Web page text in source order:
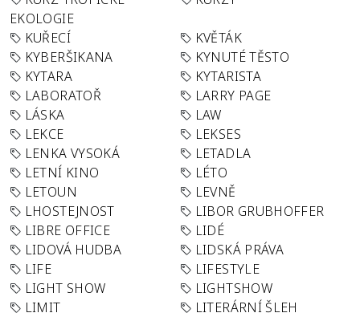
EKOLOGIE
KUŘECÍ
KVĚTÁK
KYBERŠIKANA
KYNUTÉ TĚSTO
KYTARA
KYTARISTA
LABORATOŘ
LARRY PAGE
LÁSKA
LAW
LEKCE
LEKSES
LENKA VYSOKÁ
LETADLA
LETNÍ KINO
LÉTO
LETOUN
LEVNĚ
LHOSTEJNOST
LIBOR GRUBHOFFER
LIBRE OFFICE
LIDÉ
LIDOVÁ HUDBA
LIDSKÁ PRÁVA
LIFE
LIFESTYLE
LIGHT SHOW
LIGHTSHOW
LIMIT
LITERÁRNÍ ŠLEH